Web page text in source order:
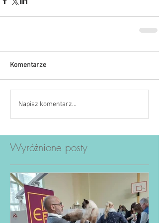
Komentarze
Napisz komentarz...
Wyróżnione posty